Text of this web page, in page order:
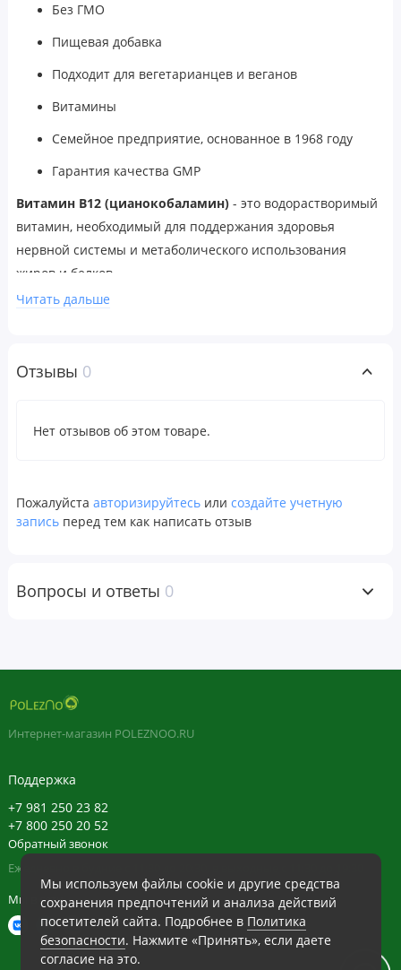
Без ГМО
Пищевая добавка
Подходит для вегетарианцев и веганов
Витамины
Семейное предприятие, основанное в 1968 году
Гарантия качества GMP
Витамин B12 (цианокобаламин) - это водорастворимый
витамин, необходимый для поддержания здоровья
нервной системы и метаболического использования
жиров и белков.
Рекомендации по применению
проглотите. Принимать 1– 2 раза в день.
Только для взрослых. Перед приемом во время
с врачом. Хранить в недоступном для детей месте.
Пищевая
ценность
впрыскивание
упаковке: ~ 84
Витамин B6 (из
Фолат
680 мкг DFE (400
мкг фолиевой
кислоты)(DFE)
Читать дальше
Отзывы 0
Нет отзывов об этом товаре.
Пожалуйста авторизируйтесь или создайте учетную
запись перед тем как написать отзыв
Вопросы и ответы 0
Мы используем файлы cookie и другие средства
сохранения предпочтений и анализа действий
посетителей сайта. Подробнее в Политика
безопасности. Нажмите «Принять», если даете
согласие на это.
Интернет-магазин POLEZNOO.RU
Поддержка
+7 981 250 23 82
+7 800 250 20 52
Обратный звонок
Ежедневно в будние с 11:30 до 20:30, в выходные с 11:30 до 19:30
Мы в сети